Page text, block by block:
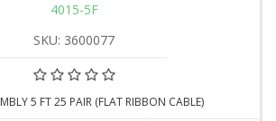
4015-5F
SKU: 3600077
5 FT 25 PAIR (FLAT RIBBON CABLE)